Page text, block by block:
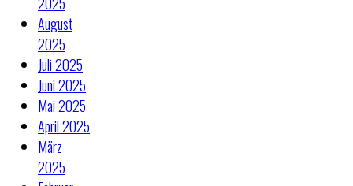
August
2025
Juli 2025
Juni 2025
Mai 2025
April 2025
März
2025